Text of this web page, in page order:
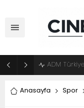
Anasayfa Spor